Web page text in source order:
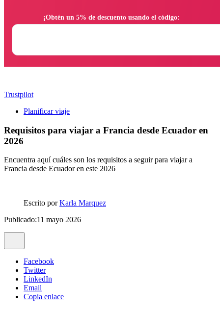
Trustpilot
Planificar viaje
Requisitos para viajar a Francia desde Ecuador en
2026
Encuentra aquí cuáles son los requisitos a seguir para viajar a
Francia desde Ecuador en este 2026
Escrito porKarla Marquez
Publicado:11 mayo 2026
Facebook
Twitter
LinkedIn
Email
Copia enlace